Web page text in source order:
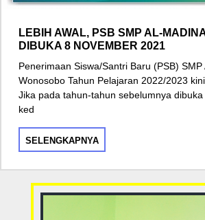
LEBIH AWAL, PSB SMP AL-
DIBUKA 8 NOVEMBER 2021
Penerimaan Siswa/Santri Baru (PSB) SMP
Wonosobo Tahun Pelajaran 2022/2023
Jika pada tahun-tahun sebelumnya
ked
SELENGKAPNYA